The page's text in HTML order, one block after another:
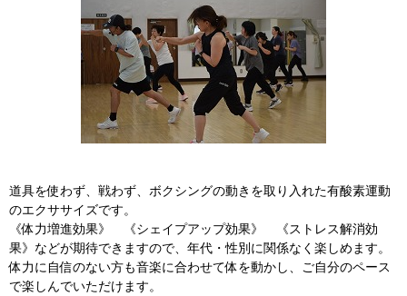
道具を使わず、戦わず、ボクシングの動きを取り入れた有酸素運動
のエクササイズです。
《体力増進効果》 《シェイプアップ効果》 《ストレス解消効
果》などが期待できますので、年代・性別に関係なく楽しめます。
体力に自信のない方も音楽に合わせて体を動かし、ご自分のペース
で楽しんでいただけます。